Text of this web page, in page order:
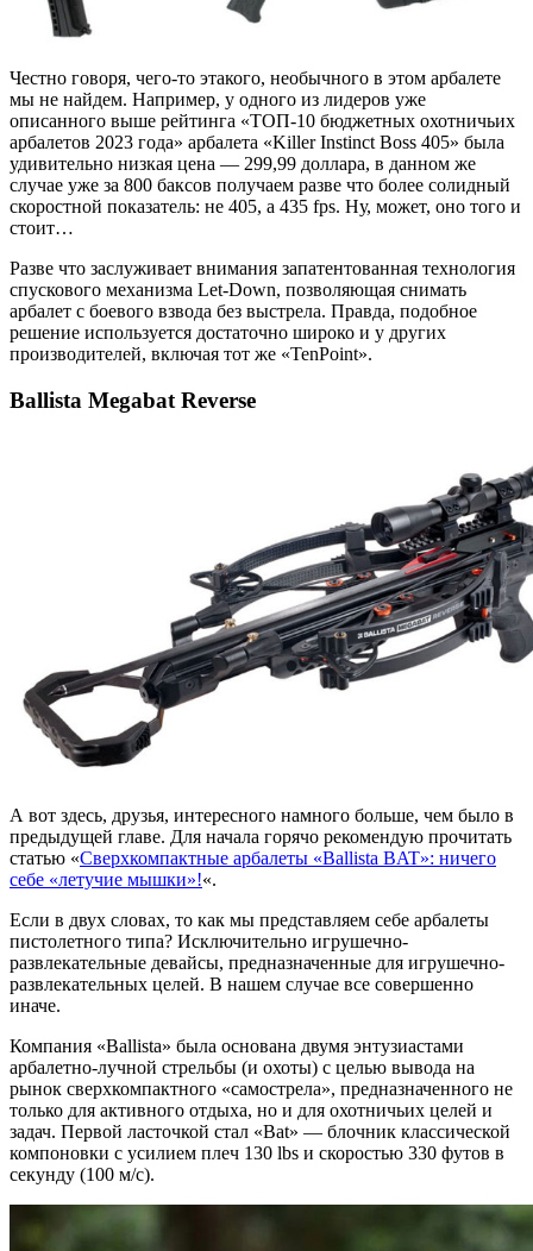
Честно говоря, чего-то этакого, необычного в этом арбалете
мы не найдем. Например, у одного из лидеров уже
описанного выше рейтинга «ТОП-10 бюджетных охотничьих
арбалетов 2023 года» арбалета «Killer Instinct Boss 405» была
удивительно низкая цена — 299,99 доллара, в данном же
случае уже за 800 баксов получаем разве что более солидный
скоростной показатель: не 405, а 435 fps. Ну, может, оно того и
стоит…
Разве что заслуживает внимания запатентованная технология
спускового механизма Let-Down, позволяющая снимать
арбалет с боевого взвода без выстрела. Правда, подобное
решение используется достаточно широко и у других
производителей, включая тот же «TenPoint».
Ballista Megabat Reverse
А вот здесь, друзья, интересного намного больше, чем было в
предыдущей главе. Для начала горячо рекомендую прочитать
статью «Сверхкомпактные арбалеты «Ballista BAT»: ничего
себе «летучие мышки»!«.
Если в двух словах, то как мы представляем себе арбалеты
пистолетного типа? Исключительно игрушечно-
развлекательные девайсы, предназначенные для игрушечно-
развлекательных целей. В нашем случае все совершенно
иначе.
Компания «Ballista» была основана двумя энтузиастами
арбалетно-лучной стрельбы (и охоты) с целью вывода на
рынок сверхкомпактного «самострела», предназначенного не
только для активного отдыха, но и для охотничьих целей и
задач. Первой ласточкой стал «Bat» — блочник классической
компоновки с усилием плеч 130 lbs и скоростью 330 футов в
секунду (100 м/с).